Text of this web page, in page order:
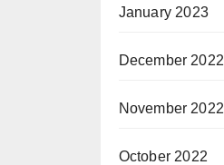
January 2023
December 2022
November 2022
October 2022